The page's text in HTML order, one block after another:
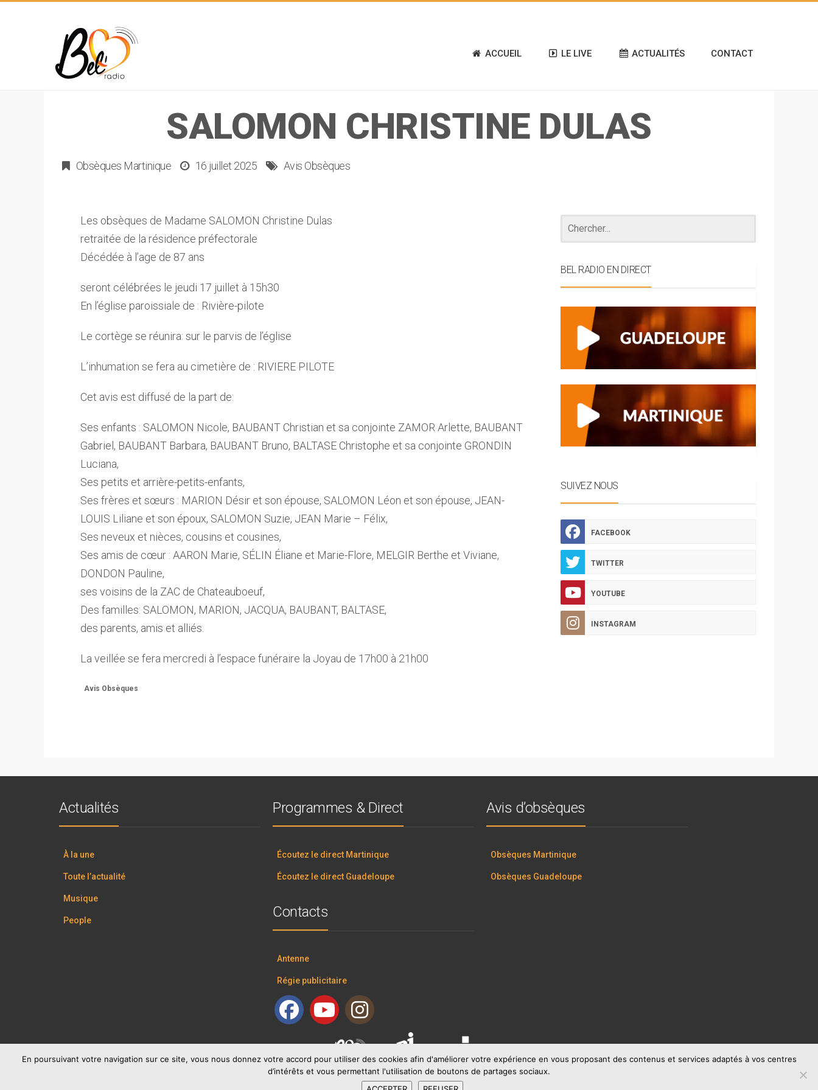
ACCUEIL LE LIVE ACTUALITÉS CONTACT
SALOMON CHRISTINE DULAS
Obsèques Martinique 16 juillet 2025 Avis Obsèques
Les obsèques de Madame SALOMON Christine Dulas
retraitée de la résidence préfectorale
Décédée à l’age de 87 ans
seront célébrées le jeudi 17 juillet à 15h30
En l’église paroissiale de : Rivière-pilote
Le cortège se réunira: sur le parvis de l’église
L’inhumation se fera au cimetière de : RIVIERE PILOTE
Cet avis est diffusé de la part de:
Ses enfants : SALOMON Nicole, BAUBANT Christian et sa conjointe ZAMOR Arlette, BAUBANT
Gabriel, BAUBANT Barbara, BAUBANT Bruno, BALTASE Christophe et sa conjointe GRONDIN
Luciana,
Ses petits et arrière-petits-enfants,
Ses frères et sœurs : MARION Désir et son épouse, SALOMON Léon et son épouse, JEAN-
LOUIS Liliane et son époux, SALOMON Suzie, JEAN Marie – Félix,
Ses neveux et nièces, cousins et cousines,
Ses amis de cœur : AARON Marie, SÉLIN Éliane et Marie-Flore, MELGIR Berthe et Viviane,
DONDON Pauline,
ses voisins de la ZAC de Chateauboeuf,
Des familles: SALOMON, MARION, JACQUA, BAUBANT, BALTASE,
des parents, amis et alliés.
La veillée se fera mercredi à l’espace funéraire la Joyau de 17h00 à 21h00
Avis Obsèques
BEL RADIO EN DIRECT
SUIVEZ NOUS
FACEBOOK
TWITTER
YOUTUBE
INSTAGRAM
Actualités
À la une
Toute l’actualité
Musique
People
Programmes & Direct
Écoutez le direct Martinique
Écoutez le direct Guadeloupe
Avis d’obsèques
Obsèques Martinique
Obsèques Guadeloupe
Contacts
Antenne
Régie publicitaire
En poursuivant votre navigation sur ce site, vous nous donnez votre accord pour utiliser des cookies afin d'améliorer votre expérience en vous proposant des contenus et services adaptés à vos centres
d’intérêts et vous permettant l'utilisation de boutons de partages sociaux.